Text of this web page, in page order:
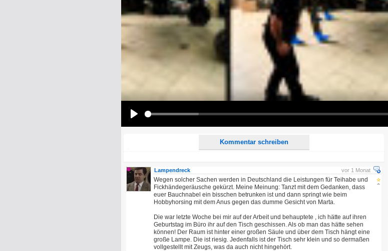
Kommentar schreiben
E-Mail-Adresse (optional):
Alle HTML-Tags außer <br>, <strike> und <i> werden aus Deinem Kommentar entfernt.
URLs werden automatisch umgewandelt. Bitte verwende "www." oder "http://" in URLs
Ich möchte eine E-Mail, wenn auf dieser Seite weitere Kommentare erscheinen.
vor 1 Monat
Lampendreck
Wegen solcher Sachen werden in Deutschland die Leistungen für Teihabe und
Fickhändegeräusche gekürzt. Meine Meinung: Tanzt mit dem Gedanken, dass
euer Bauchnabel ein bisschen betrunken ist und dann springt wie beim
Hobbyhorsing mit dem Anus gegen das dumme Gesicht von Marta.
Die war letzte Woche bei mir auf der Arbeit und behauptete , ich hätte auf ihren
Geburtstag im Büro ihr auf den Tisch geschissen. Als ob man das hätte sehen
können! Der Raum ist hinter einer großen Säule und über dem Tisch hängt eine
große Lampe. Die ist riesig. Jedenfalls ist der Tisch sehr klein und so dermaßen
vollgestellt mit Zeugs, was da auch nicht hingehört.